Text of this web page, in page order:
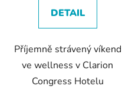
DETAIL
Příjemně strávený víkend
ve wellness v Clarion
Congress Hotelu